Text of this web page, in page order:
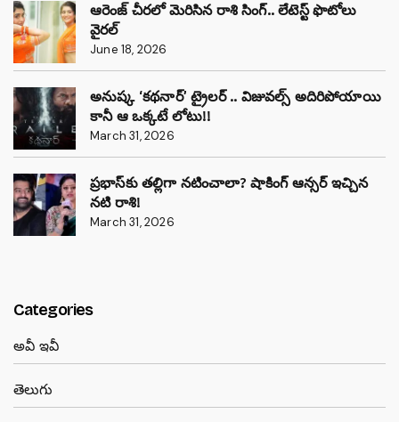
ఆరెంజ్ చీరలో మెరిసిన రాశి సింగ్.. లేటెస్ట్ ఫొటోలు
వైరల్
June 18, 2026
అనుష్క ‘కథనార్’ ట్రైలర్ .. విజువల్స్ అదిరిపోయాయి
కానీ ఆ ఒక్కటే లోటు!!
March 31, 2026
ప్రభాస్‌కు తల్లిగా నటించాలా? షాకింగ్ ఆన్సర్ ఇచ్చిన
నటి రాశి!
March 31, 2026
Categories
అవీ ఇవీ
తెలుగు